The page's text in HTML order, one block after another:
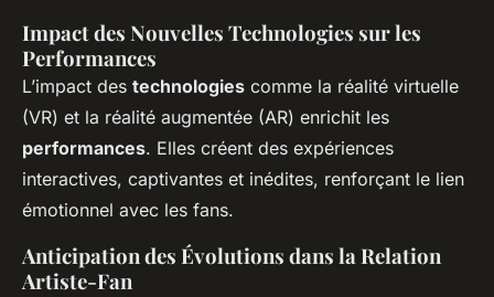
Impact des Nouvelles Technologies sur les
Performances
L’impact des technologies comme la réalité virtuelle
(VR) et la réalité augmentée (AR) enrichit les
performances. Elles créent des expériences
interactives, captivantes et inédites, renforçant le lien
émotionnel avec les fans.
Anticipation des Évolutions dans la Relation
Artiste-Fan